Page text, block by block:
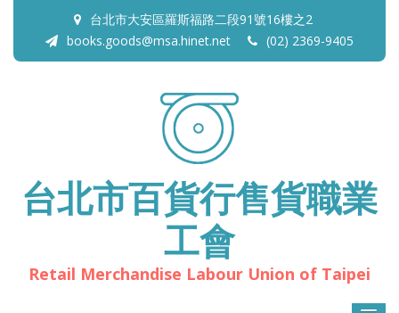
台北市大安區羅斯福路二段91號16樓之2
books.goods@msa.hinet.net
(02) 2369-9405
台北市百貨行售貨職業
工會
Retail Merchandise Labour Union of Taipei